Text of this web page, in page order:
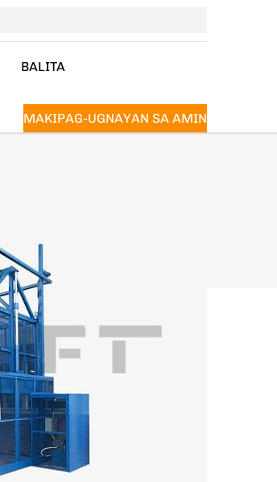
BALITA
MAKIPAG-UGNAYAN SA AMIN